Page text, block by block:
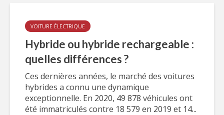
VOITURE ÉLECTRIQUE
Hybride ou hybride rechargeable :
quelles différences ?
Ces dernières années, le marché des voitures
hybrides a connu une dynamique
exceptionnelle. En 2020, 49 878 véhicules ont
été immatriculés contre 18 579 en 2019 et 14...